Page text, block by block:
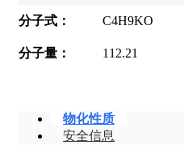
分子式： C4H9KO
分子量： 112.21
物化性质
安全信息